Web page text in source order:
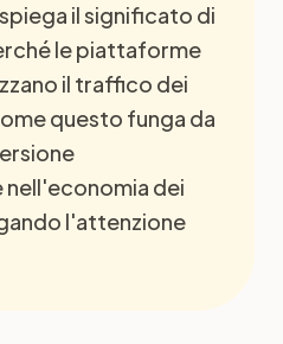
il significato di
le piattaforme
il traffico dei
questo funga da
dei
l'attenzione